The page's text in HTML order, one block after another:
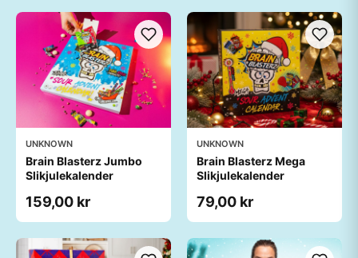
UNKNOWN
Brain Blasterz Jumbo
Slikjulekalender
159,00 kr
UNKNOWN
Brain Blasterz Mega
Slikjulekalender
79,00 kr